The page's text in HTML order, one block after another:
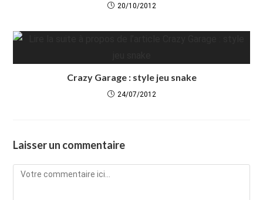
20/10/2012
Crazy Garage : style jeu snake
24/07/2012
Laisser un commentaire
Comment